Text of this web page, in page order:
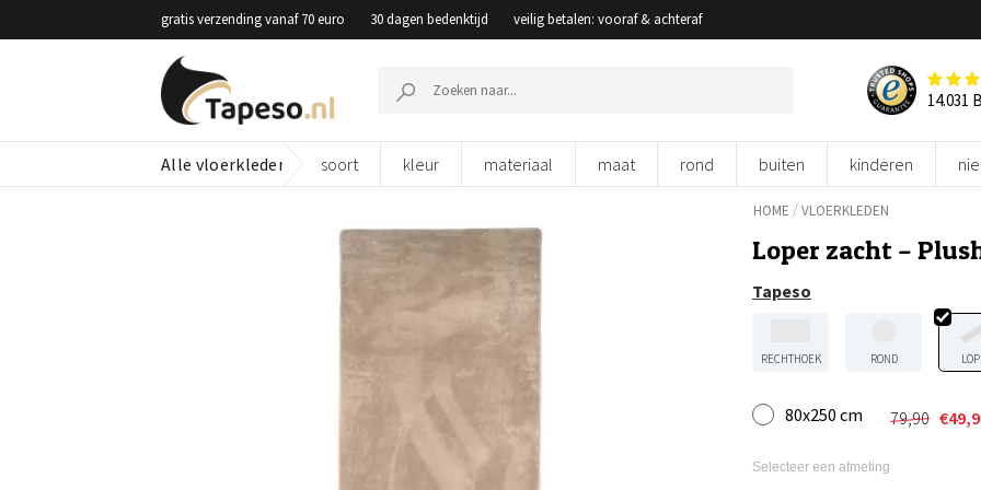
to
gratis verzending vanaf 70 euro 30 dagen bedenktijd veilig betalen: vooraf & achteraf
naar:
14.031
Alle vloerkleden soort kleur materiaal maat rond buiten kinderen
HOME /VLOERKLEDEN
Loper zacht –
Tapeso
RECHTHOEK ROND
80x250 cm 79,90
was:
€
Huidige
is:
Selecteer een afmeting